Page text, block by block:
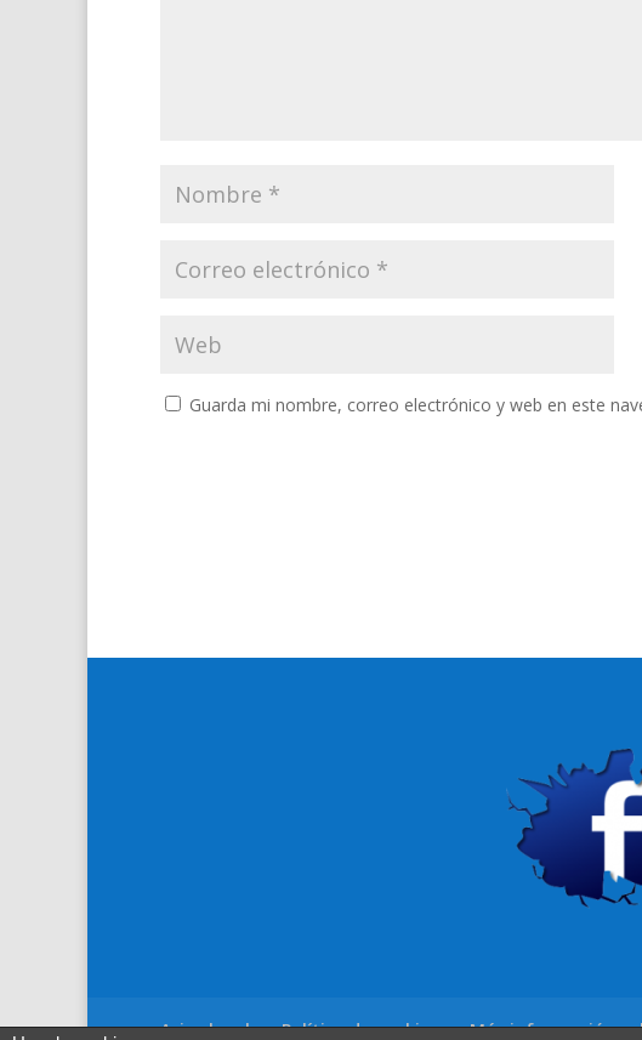
Guarda mi nombre, correo electrónico y web en este
Aviso legal Política de cookies Más información